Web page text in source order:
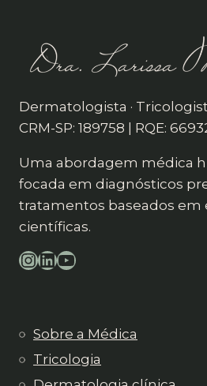
Dermatologista ·
CRM-SP: 189758 | RQE:
Uma abordagem médica
focada em diagnósticos
tratamentos baseados em
científicas.
Instagram
LinkedIn
YouTube
Sobre a Médica
Tricologia